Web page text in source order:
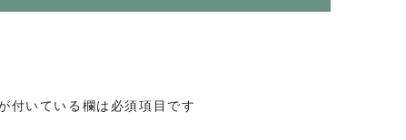
付いている欄は必須項目です